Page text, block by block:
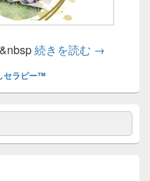
続きを読む 親子癒し
→
セラピー™